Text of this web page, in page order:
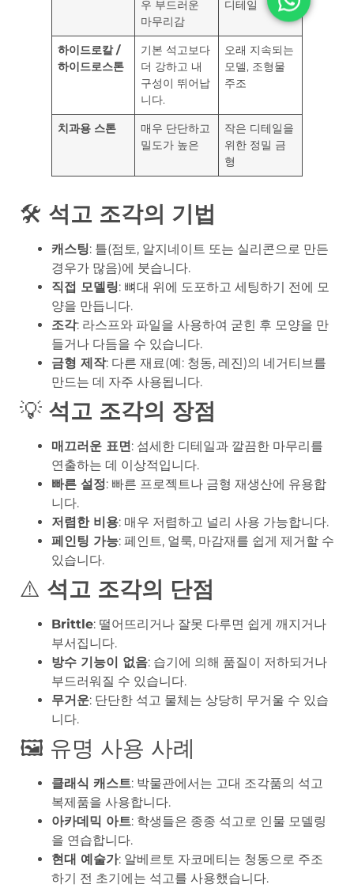
우 부드러운
마무리감
디테일
하이드로칼 /
하이드로스톤
기본 석고보다
더 강하고 내
구성이 뛰어납
니다.
오래 지속되는
모델, 조형물
주조
치과용 스톤
매우 단단하고
밀도가 높은
작은 디테일을
위한 정밀 금
형
🛠️ 석고 조각의 기법
캐스팅: 틀(점토, 알지네이트 또는 실리콘으로 만든
경우가 많음)에 붓습니다.
직접 모델링: 뼈대 위에 도포하고 세팅하기 전에 모
양을 만듭니다.
조각: 라스프와 파일을 사용하여 굳힌 후 모양을 만
들거나 다듬을 수 있습니다.
금형 제작: 다른 재료(예: 청동, 레진)의 네거티브를
만드는 데 자주 사용됩니다.
💡 석고 조각의 장점
매끄러운 표면: 섬세한 디테일과 깔끔한 마무리를
연출하는 데 이상적입니다.
빠른 설정: 빠른 프로젝트나 금형 재생산에 유용합
니다.
저렴한 비용: 매우 저렴하고 널리 사용 가능합니다.
페인팅 가능: 페인트, 얼룩, 마감재를 쉽게 제거할 수
있습니다.
⚠️ 석고 조각의 단점
Brittle: 떨어뜨리거나 잘못 다루면 쉽게 깨지거나
부서집니다.
방수 기능이 없음: 습기에 의해 품질이 저하되거나
부드러워질 수 있습니다.
무거운: 단단한 석고 물체는 상당히 무거울 수 있습
니다.
🖼️ 유명 사용 사례
클래식 캐스트: 박물관에서는 고대 조각품의 석고
복제품을 사용합니다.
아카데믹 아트: 학생들은 종종 석고로 인물 모델링
을 연습합니다.
현대 예술가: 알베르토 자코메티는 청동으로 주조
하기 전 초기에는 석고를 사용했습니다.